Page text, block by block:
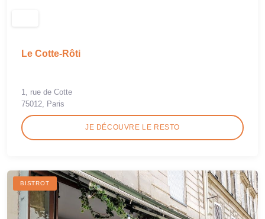
Le Cotte-Rôti
1, rue de Cotte
75012, Paris
JE DÉCOUVRE LE RESTO
BISTROT